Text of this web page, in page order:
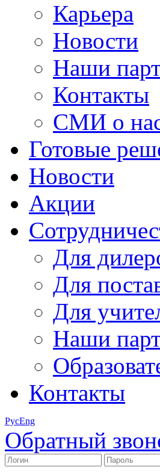
Карьера
Новости
Наши
Контакты
СМИ о
Готовые
Новости
Акции
Для
Для
Для
Наши
Контакты
РусEng
Обратный